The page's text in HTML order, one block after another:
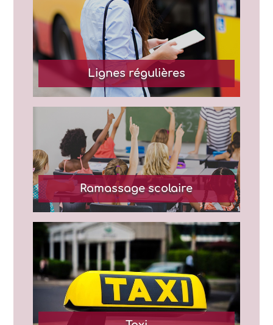
Lignes régulières
Ramassage scolaire